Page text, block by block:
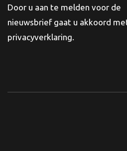
Door u aan te melden voor de
nieuwsbrief gaat u akkoord
privacyverklaring.